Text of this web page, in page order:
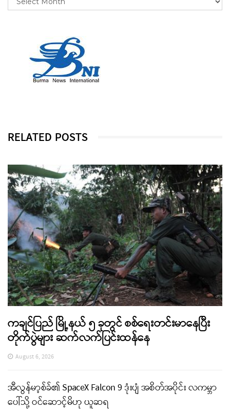
RELATED POSTS
ကချင်ပြည် မြို့နယ် ၅ ခုတွင် စစ်ရေးတင်းမာနေပြီး
တိုက်ပွဲများ ဆက်လက်ပြင်းထန်နေ
August 6, 2026
အီလွန်မာ့စ်ခ်၏ SpaceX Falcon 9 ဒုံးပျံ အစိတ်အပိုင်း လကမ္ဘာ
ပေါ်သို့ ဝင်ဆောင့်မိဟု ယူဆရ